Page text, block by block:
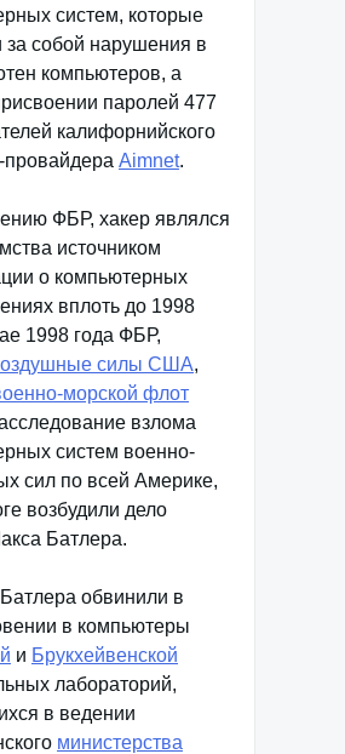
систем, которые
за собой нарушения в
компьютеров, а
паролей 477
калифорнийского
провайдера Aimnet.
ФБР, хакер являлся
источником
о компьютерных
вплоть до 1998
1998 года ФБР,
силы США,
морской флот
взлома
систем военно-
сил по всей Америке,
возбудили дело
Батлера.
обвинили в
в компьютеры
и Брукхейвенской
лабораторий,
в ведении
министерства